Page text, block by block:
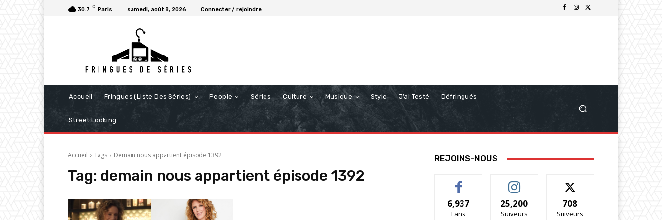
30.7 C Paris samedi, août 8, 2026 Connecter / rejoindre
Accueil Fringues (Liste Des Séries) People Séries Culture Musique Style J’ai Testé Défringués
Street Looking
Accueil Tags Demain nous appartient épisode 1392
Tag: demain nous appartient épisode 1392
REJOINS-NOUS
6,937
Fans
25,200
Suiveurs
708
Suiveurs